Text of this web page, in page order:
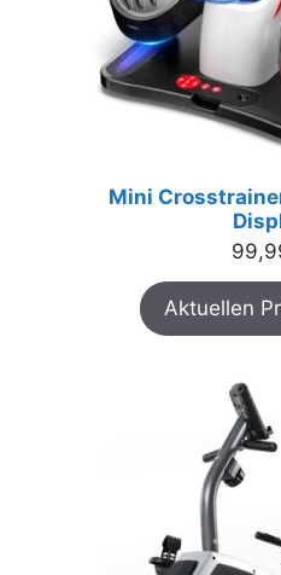
Mini
Aktuellen